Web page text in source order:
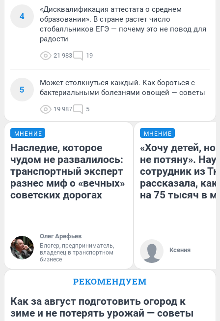
4
«Дисквалификация аттестата о среднем
образовании». В стране растет число
стобалльников ЕГЭ — почему это не повод для
радости
21 983 19
5
Может столкнуться каждый. Как бороться с
бактериальными болезнями овощей — советы
19 987 5
МНЕНИЕ
Наследие, которое
чудом не развалилось:
транспортный эксперт
разнес миф о «вечных»
советских дорогах
Олег Арефьев
Блогер, предприниматель,
владелец в транспортном
бизнесе
МНЕНИЕ
«Хочу детей,
не потяну».
сотрудник из
рассказала,
на 75 тысяч в
Ксения
РЕКОМЕНДУЕМ
Как за август подготовить огород к
зиме и не потерять урожай — советы